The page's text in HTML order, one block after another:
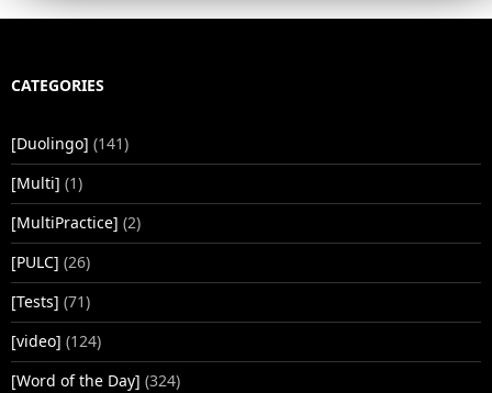
CATEGORIES
[Duolingo] (141)
[Multi] (1)
[MultiPractice] (2)
[PULC] (26)
[Tests] (71)
[video] (124)
[Word of the Day] (324)